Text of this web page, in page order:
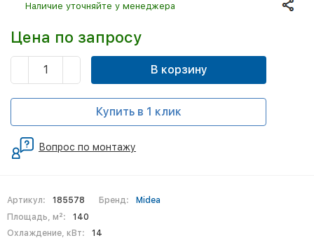
Артикул: 185578 Бренд:
Midea
Площадь, м²:
140
Охлаждение, кВт:
14
Наличие уточняйте у менеджера
Цена по запросу
В корзину
Купить в 1 клик
Вопрос по монтажу